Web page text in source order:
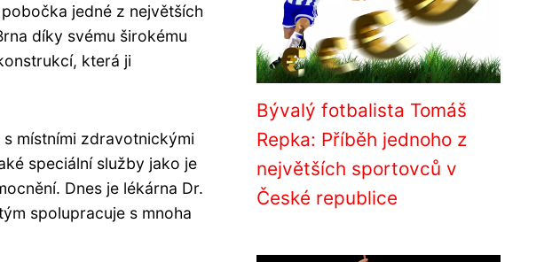
jedné z největších
díky svému širokému
která ji
místními zdravotnickými
speciální služby jako je
Dnes je lékárna Dr.
spolupracuje s mnoha
Bývalý fotbalista Tomáš
Repka: Příběh jednoho z
největších sportovců v
České republice